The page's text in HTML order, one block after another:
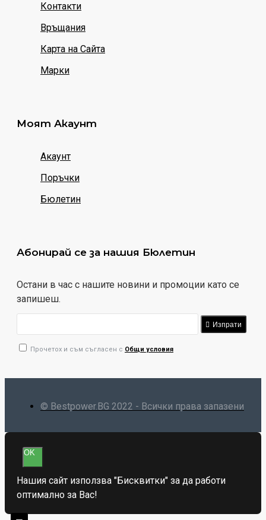
Контакти
Връщания
Карта на Сайта
Марки
Моят Акаунт
Акаунт
Поръчки
Бюлетин
Абонирай се за нашия Бюлетин
Остани в час с нашите новини и промоции като се
запишеш.
Изпрати
Прочетох и съм съгласен с Общи условия
© Bestpower.BG 2022 - Всички права запазени
OK
Нашия сайт използва "Бисквитки" за да работи
оптимално за Вас!